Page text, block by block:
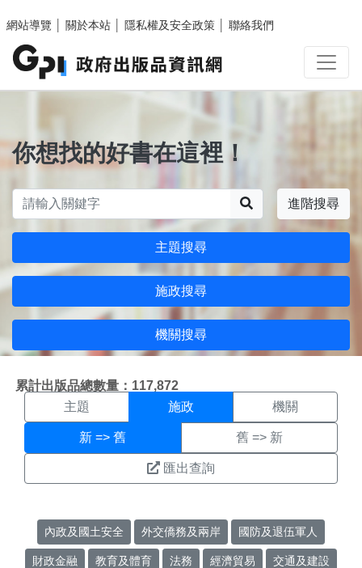
網站導覽
關於本站 隱私權及安全政策 聯絡我們
你想找的好書在這裡！
進階搜尋
主題搜尋
施政搜尋
機關搜尋
累計出版品總數量：117,872
施政搜尋結果頁面
主題 施政 機關
新 => 舊 舊 => 新
匯出查詢
內政及國土安全 外交僑務及兩岸 國防及退伍軍人
財政金融 教育及體育 法務 經濟貿易 交通及建設